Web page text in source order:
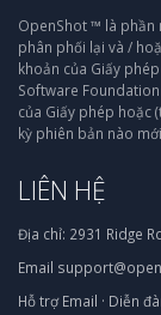
OpenShot ™ là phần
phân phối lại và /
khoản của Giấy
Software
của Giấy phép hoặc
kỳ phiên bản nào
LIÊN HỆ
Địa chỉ: 2931 Ridge
Email
Hỗ trợ Email · Diễn